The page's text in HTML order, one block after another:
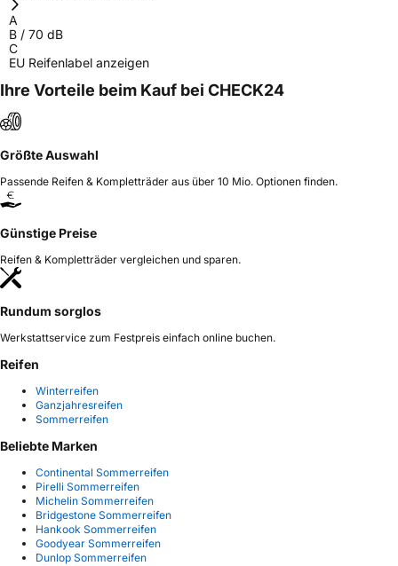
A
B / 70 dB
C
EU Reifenlabel anzeigen
Ihre Vorteile beim Kauf bei CHECK24
Größte Auswahl
Passende Reifen & Kompletträder aus über 10 Mio. Optionen finden.
Günstige Preise
Reifen & Kompletträder vergleichen und sparen.
Rundum sorglos
Werkstattservice zum Festpreis einfach online buchen.
Reifen
Winterreifen
Ganzjahresreifen
Sommerreifen
Beliebte Marken
Continental Sommerreifen
Pirelli Sommerreifen
Michelin Sommerreifen
Bridgestone Sommerreifen
Hankook Sommerreifen
Goodyear Sommerreifen
Dunlop Sommerreifen